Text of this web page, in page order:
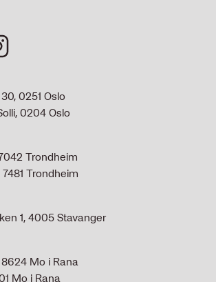
0251 Oslo
0204 Oslo
Trondheim
Trondheim
1, 4005 Stavanger
Mo i Rana
Mo i Rana